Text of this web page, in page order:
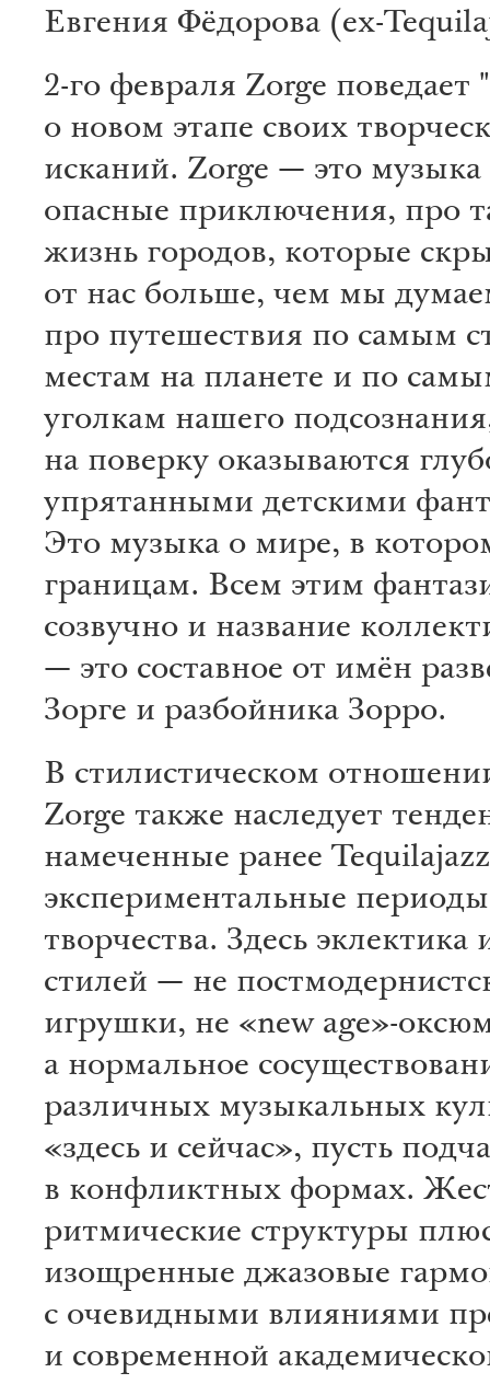
Евгения Фёдорова (ех-
2-го февраля Zorge поведает
о новом этапе своих
исканий. Zorge — это музыка
опасные приключения, про
жизнь городов, которые
от нас больше, чем мы
про путешествия по самым
местам на планете и по
уголкам нашего
на поверку оказываются
упрятанными детскими
Это музыка о мире, в
границам. Всем этим
созвучно и название
— это составное от имён
Зорге и разбойника Зорро.
В стилистическом
Zorge также наследует
намеченные ранее
экспериментальные периоды
творчества. Здесь
стилей — не
игрушки, не «new age»-
а нормальное
различных музыкальных
«здесь и сейчас», пусть
в конфликтных формах.
ритмические структуры
изощренные джазовые
с очевидными влияниями
и современной